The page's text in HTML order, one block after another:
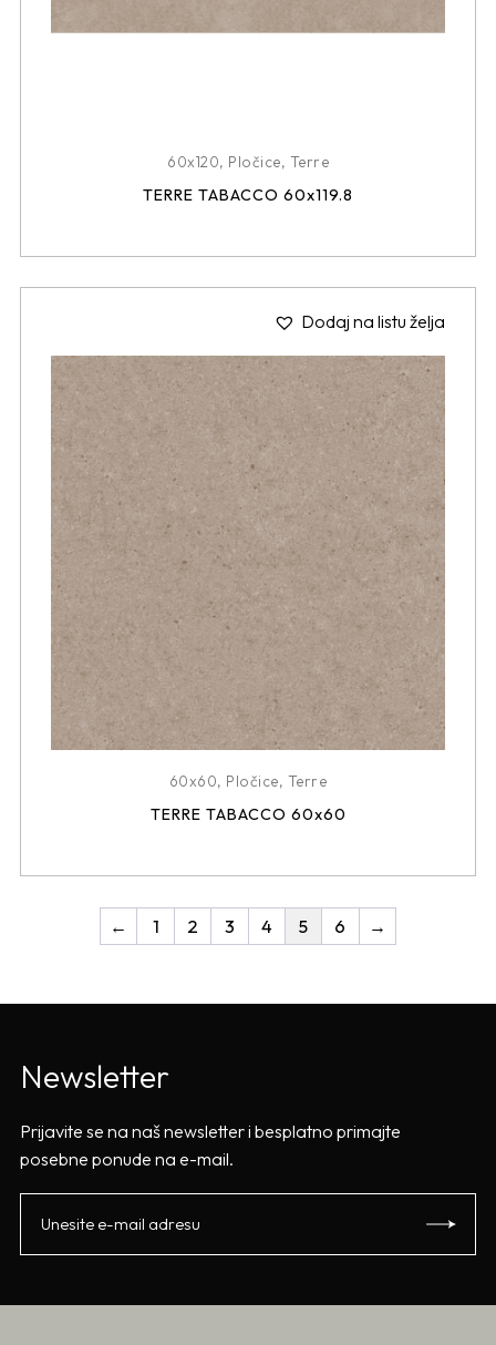
60x120, Pločice, Terre
TERRE TABACCO 60x119.8
Dodaj na listu želja
60x60, Pločice, Terre
TERRE TABACCO 60x60
← 1 2 3 4 5 6 →
Newsletter
Prijavite se na naš newsletter i besplatno primajte
posebne ponude na e-mail.